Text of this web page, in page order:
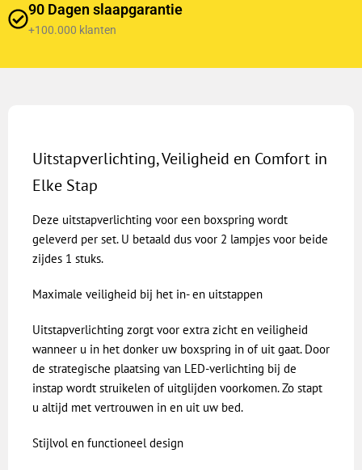
90 Dagen slaapgarantie
+100.000 klanten
Uitstapverlichting, Veiligheid en Comfort in
Elke Stap
Deze uitstapverlichting voor een boxspring wordt
geleverd per set. U betaald dus voor 2 lampjes voor beide
zijdes 1 stuks.
Maximale veiligheid bij het in- en uitstappen
Uitstapverlichting zorgt voor extra zicht en veiligheid
wanneer u in het donker uw boxspring in of uit gaat. Door
de strategische plaatsing van LED-verlichting bij de
instap wordt struikelen of uitglijden voorkomen. Zo stapt
u altijd met vertrouwen in en uit uw bed.
Stijlvol en functioneel design